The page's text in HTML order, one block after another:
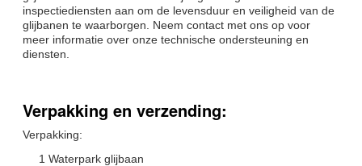
inspectiediensten aan om de levensduur en veiligheid van de
glijbanen te waarborgen. Neem contact met ons op voor
meer informatie over onze technische ondersteuning en
diensten.
Verpakking en verzending:
Verpakking:
1 Waterpark glijbaan